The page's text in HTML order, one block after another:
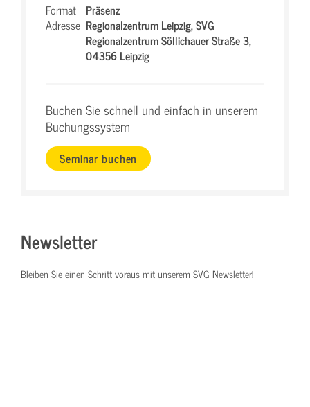
Format Präsenz
Adresse Regionalzentrum Leipzig,SVG
Regionalzentrum Söllichauer Straße 3,
04356 Leipzig
Buchen Sie schnell und einfach in unserem
Buchungssystem
Seminar buchen
Newsletter
Bleiben Sie einen Schritt voraus mit unserem SVG Newsletter!